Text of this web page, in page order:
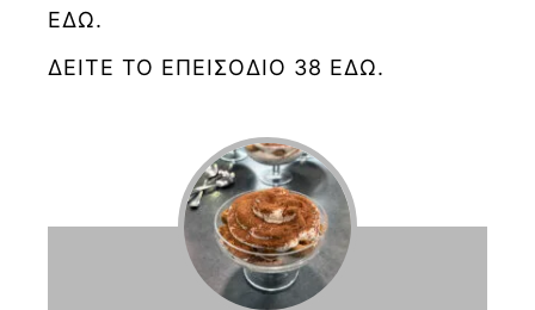
ΕΔΩ.
ΔΕΙΤΕ ΤΟ ΕΠΕΙΣΟΔΙΟ 38 ΕΔΩ.